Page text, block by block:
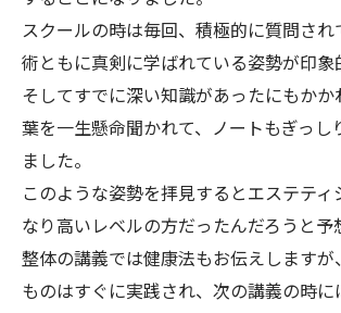
スクールの時は毎回、積極的に質問さ
術ともに真剣に学ばれている姿勢が印象
そしてすでに深い知識があったにもか
葉を一生懸命聞かれて、ノートもぎっし
ました。
このような姿勢を拝見するとエステテ
なり高いレベルの方だったんだろうと予
整体の講義では健康法もお伝えしますが
ものはすぐに実践され、次の講義の時